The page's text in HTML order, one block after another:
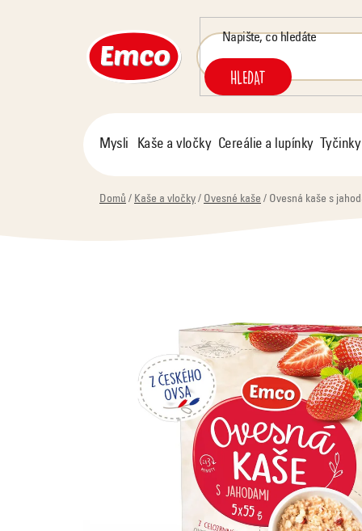
HLEDAT
Mysli Kaše a vločky Cereálie a lupínky Tyčinky
Domů / Kaše a vločky / Ovesné kaše / Ovesná kaše s